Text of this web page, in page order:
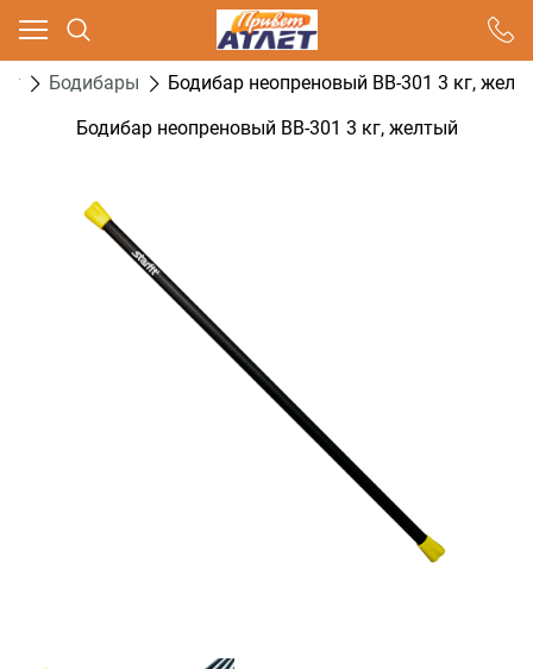
Бодибары
Бодибар неопреновый BB-301 3 кг,
Бодибар неопреновый BB-301 3 кг, желтый
Ваш город - Москва,
угадали?
ДА НЕТ